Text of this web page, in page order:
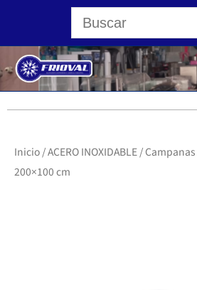
contenido
Inicio/ACERO INOXIDABLE/Campanas
200×100 cm